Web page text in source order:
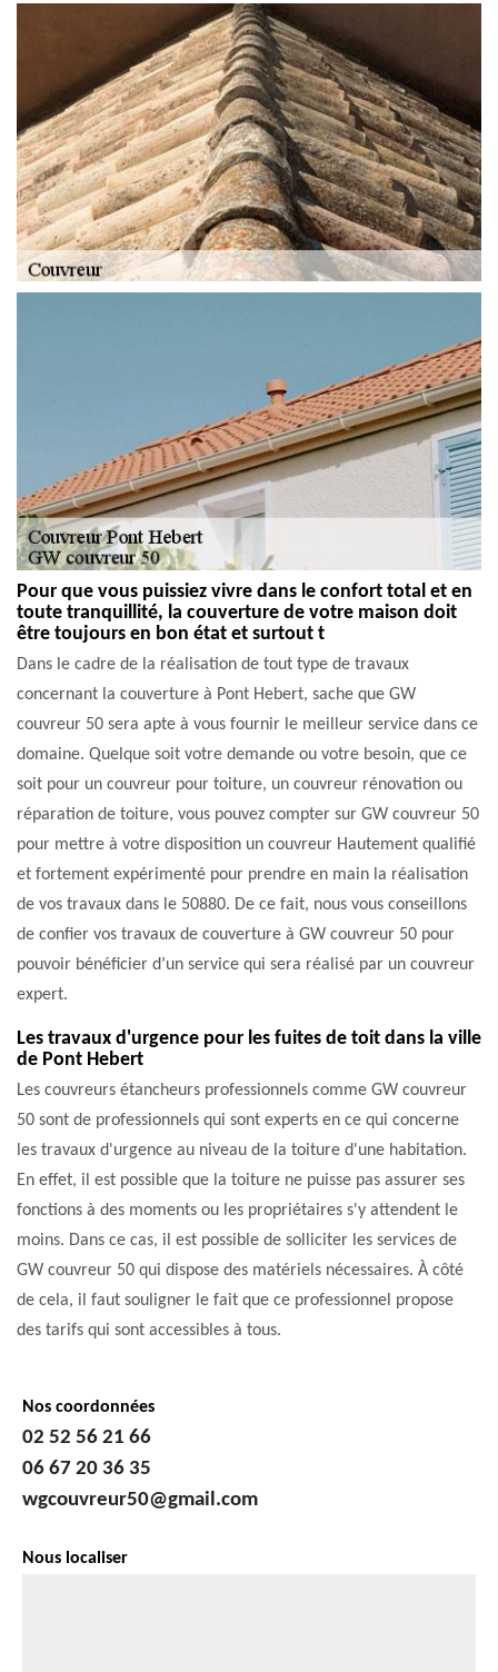
Pour que vous puissiez vivre dans le confort total et en
toute tranquillité, la couverture de votre maison doit
être toujours en bon état et surtout t
Dans le cadre de la réalisation de tout type de travaux
concernant la couverture à Pont Hebert, sache que GW
couvreur 50 sera apte à vous fournir le meilleur service dans ce
domaine. Quelque soit votre demande ou votre besoin, que ce
soit pour un couvreur pour toiture, un couvreur rénovation ou
réparation de toiture, vous pouvez compter sur GW couvreur 50
pour mettre à votre disposition un couvreur Hautement qualifié
et fortement expérimenté pour prendre en main la réalisation
de vos travaux dans le 50880. De ce fait, nous vous conseillons
de confier vos travaux de couverture à GW couvreur 50 pour
pouvoir bénéficier d’un service qui sera réalisé par un couvreur
expert.
Les travaux d'urgence pour les fuites de toit dans la ville
de Pont Hebert
Les couvreurs étancheurs professionnels comme GW couvreur
50 sont de professionnels qui sont experts en ce qui concerne
les travaux d'urgence au niveau de la toiture d'une habitation.
En effet, il est possible que la toiture ne puisse pas assurer ses
fonctions à des moments ou les propriétaires s'y attendent le
moins. Dans ce cas, il est possible de solliciter les services de
GW couvreur 50 qui dispose des matériels nécessaires. À côté
de cela, il faut souligner le fait que ce professionnel propose
des tarifs qui sont accessibles à tous.
Nos coordonnées
02 52 56 21 66
06 67 20 36 35
wgcouvreur50@gmail.com
Nous localiser